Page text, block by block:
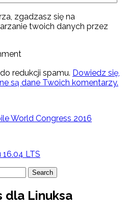
zgadzasz się na
twoich danych przez
redukcji spamu. Dowiedz się,
są dane Twoich komentarzy.
World Congress 2016
LTS
Search
dla Linuksa